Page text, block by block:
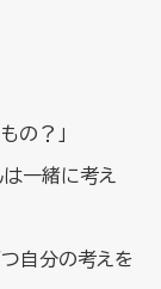
の？」
一緒に考え
自分の考えを